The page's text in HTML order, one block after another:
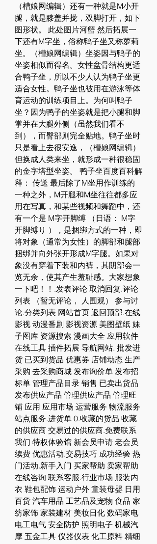
（槽娘网编辑）还有一种就是M小开
腿，就是膝盖并拢，双脚打开，如下
图形状。 此处图片河蟹 然后拓展一
下还有M字坐，俗称鸭子坐又称萝莉
坐。（槽娘网编辑）坐姿因与鸭子的
坐姿相似而得名。女性盆骨结构更适
合鸭子坐，所以不少人认为鸭子坐更
适合女性。鸭子坐也被用在游泳等体
育运动的训练项目上。为何叫鸭子
坐？因为鸭子的坐姿就是把小腿和脚
掌并在大腿外侧（虽然我们看不
到），而臀部则完全贴地。鸭子坐时
只是看上去很安逸，（槽娘网编辑）
但换成人类来坐，就形成一种很稳固
的金字塔型坐姿。 鸭子坐百度百科解
释： 传送 最后除了M坐用作训练的
一种之外，M开腿和M坐往往都多应
用在写真，和某些视频和舞蹈中，还
有一个是 M字开脚缚 （日语： M字
开脚缚り ），是捆绑方式的一种，即
将对象（通常为女性）的脚部和腿部
捆绑并向外张开形成M字腿。如果对
象没有穿着下装和内裤，其阴部会一
览无余，使其产生羞耻感。大家想象
一下吧！！.发表评论 取消回复.评论
列表 （暂无评论， 人围观） 参与讨
论.分类列表 网站首页 返回顶部.在线
影视 动漫番剧 影视资源 美图壁纸 妹
子图库 资源搜索 漫画大全 应用软件
在线工具 插件拓展 导航网站. 批发进
货 已买到货品 优惠券 店铺动态 生产
采购 去采购商城 发布询价单 发布招
标单 管理产品目录 销售 已卖出货品
发布供应产品 管理供应产品 管理旺
铺 应用 应用市场 运营服务 物流服务
站点服务.进货单 0.收藏的货品 收藏
的供应商 交易过的供应商.免费联系
我们 特权体验馆 新会员申请 老会员
续费 优惠活动.交易技巧 成功经验 热
门活动.新手入门 买家帮助 卖家帮助
在线咨询 联系客服.行业市场 服装内
衣 鞋包配饰 运动户外 童装母婴 日用
百货 汽车用品 工艺品及宠物 食品 家
纺家饰 家装建材 美妆日化 数码家电
电工电气 安全防护 照明电子 机械汽
摩 五金工具 仪器仪表 化工原料 精细